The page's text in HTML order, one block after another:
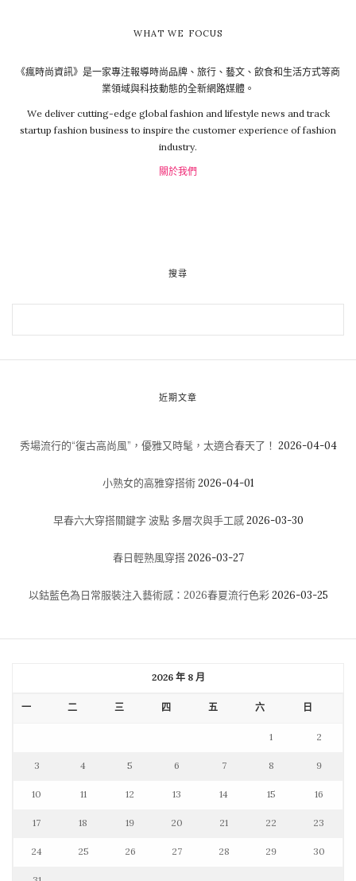
WHAT WE FOCUS
《瘋時尚資訊》是一家專注報導時尚品牌、旅行、藝文、飲食和生活方式等商
業領域與科技動態的全新網路媒體。
We deliver cutting-edge global fashion and lifestyle news and track
startup fashion business to inspire the customer experience of fashion
industry.
關於我們
搜尋
近期文章
秀場流行的“復古高尚風”，優雅又時髦，太適合春天了！ 2026-04-04
小熟女的高雅穿搭術 2026-04-01
早春六大穿搭關鍵字 波點 多層次與手工感 2026-03-30
春日輕熟風穿搭 2026-03-27
以鈷藍色為日常服裝注入藝術感：2026春夏流行色彩 2026-03-25
2026 年 8 月
一 二 三 四 五 六 日
1 2
3 4 5 6 7 8 9
10 11 12 13 14 15 16
17 18 19 20 21 22 23
24 25 26 27 28 29 30